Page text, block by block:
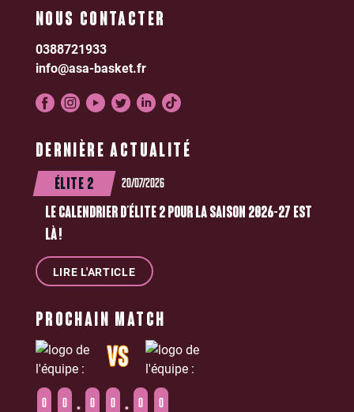
DERNIÈRE ACTUALITÉ
ÉLITE 2 20/07/2026
LE CALENDRIER D’ÉLITE 2 POUR LA SAISON 2026-27 EST
LÀ !
LIRE L'ARTICLE
NOUS CONTACTER
0388721933
info@asa-basket.fr
PROCHAIN MATCH
0 0 0 0 0 0
VS